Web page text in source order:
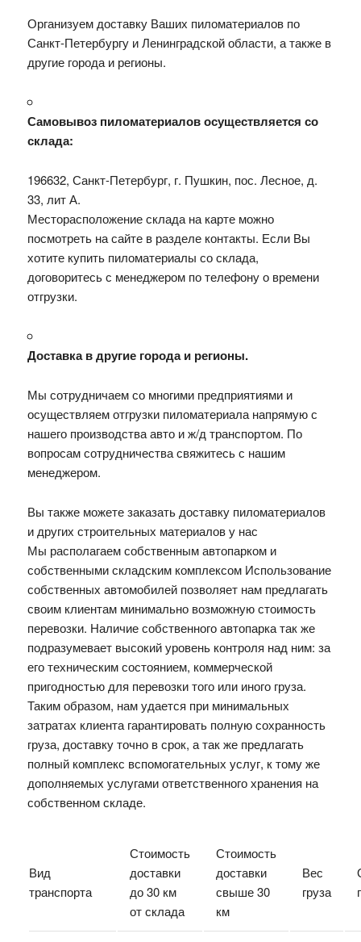
Организуем доставку Ваших пиломатериалов по
Санкт-Петербургу и Ленинградской области, а также в
другие города и регионы.
Самовывоз пиломатериалов осуществляется со
склада:
196632, Санкт-Петербург, г. Пушкин, пос. Лесное, д.
33, лит А.
Месторасположение склада на карте можно
посмотреть на сайте в разделе контакты. Если Вы
хотите купить пиломатериалы со склада,
договоритесь с менеджером по телефону о времени
отгрузки.
Доставка в другие города и регионы.
Мы сотрудничаем со многими предприятиями и
осуществляем отгрузки пиломатериала напрямую с
нашего производства авто и ж/д транспортом. По
вопросам сотрудничества свяжитесь с нашим
менеджером.
Вы также можете заказать доставку пиломатериалов
и других строительных материалов у нас
Мы располагаем собственным автопарком и
собственными складским комплексом Использование
собственных автомобилей позволяет нам предлагать
своим клиентам минимально возможную стоимость
перевозки. Наличие собственного автопарка так же
подразумевает высокий уровень контроля над ним: за
его техническим состоянием, коммерческой
пригодностью для перевозки того или иного груза.
Таким образом, нам удается при минимальных
затратах клиента гарантировать полную сохранность
груза, доставку точно в срок, а так же предлагать
полный комплекс вспомогательных услуг, к тому же
дополняемых услугами ответственного хранения на
собственном складе.
Вид
транспорта
Стоимость
доставки
до 30 км
от склада
Стоимость
доставки
свыше 30
км
Вес
груза